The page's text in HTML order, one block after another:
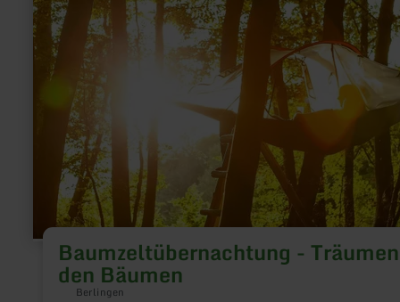
Baumzeltübernachtung -
den Bäumen
Berlingen
:
Baumzeltübernachtung
-
Träumen
Bäumen